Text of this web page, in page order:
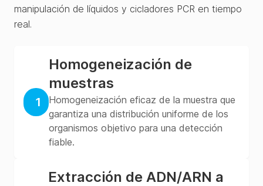
manipulación de líquidos y cicladores PCR en tiempo
real.
1
Homogeneización de
muestras
Homogeneización eficaz de la muestra que
garantiza una distribución uniforme de los
organismos objetivo para una detección
fiable.
Extracción de ADN/ARN a